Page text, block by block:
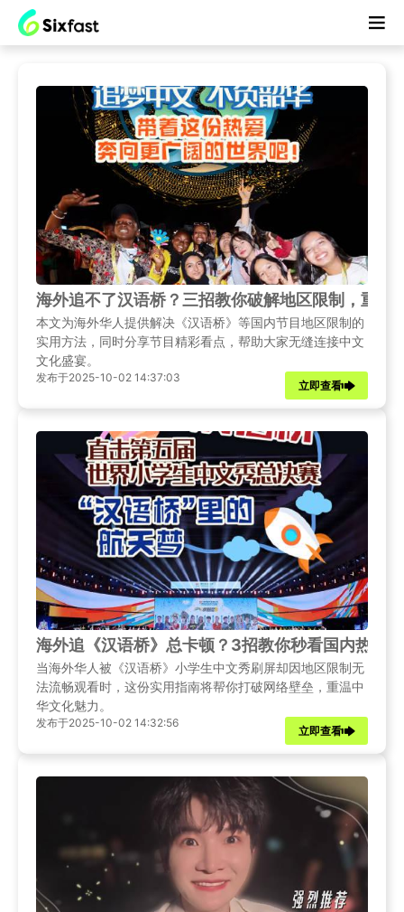
海外追不了汉语桥？三招教你破解地区限制，重温
本文为海外华人提供解决《汉语桥》等国内节目地区限制的
实用方法，同时分享节目精彩看点，帮助大家无缝连接中文
文化盛宴。
发布于2025-10-02 14:37:03
立即查看
海外追《汉语桥》总卡顿？3招教你秒看国内热门
当海外华人被《汉语桥》小学生中文秀刷屏却因地区限制无
法流畅观看时，这份实用指南将帮你打破网络壁垒，重温中
华文化魅力。
发布于2025-10-02 14:32:56
立即查看